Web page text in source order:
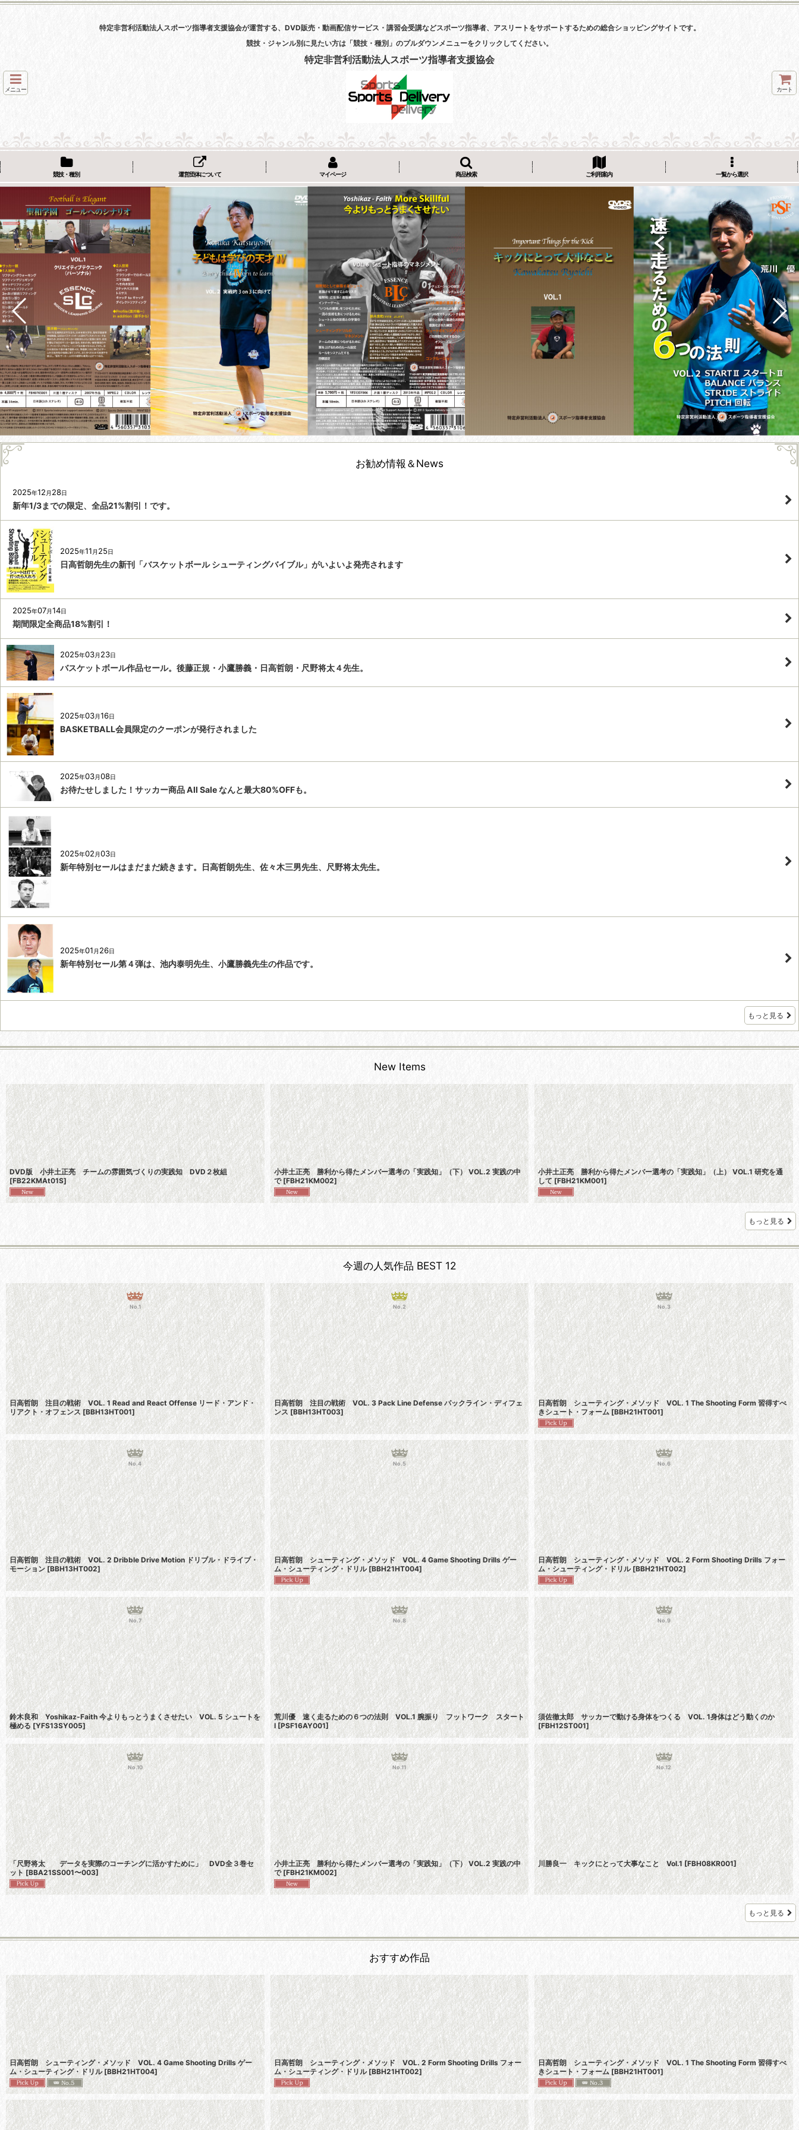
特定非営利活動法人スポーツ指導者支援協会が運営する、DVD販売・動画配信サービス・講習会受講などスポーツ指導者、アスリートをサポートするための総合ショッピングサイトです。
競技・ジャンル別に見たい方は「競技・種別」のプルダウンメニューをクリックしてください。
特定非営利活動法人スポーツ指導者支援協会
メニュー カート
競技・種別 運営団体について マイページ 商品検索 ご利用案内 一覧から選択
お勧め情報＆News
2025年12 月 28日
新年1/3までの限定、全品21%割引！です。
2025年11 月 25日
日高哲朗先生の新刊「バスケットボール シューティングバイブル」がいよいよ発売されます
2025年07月14日
期間限定全商品18%割引！
2025年03月 23日
バスケットボール作品セール。後藤正規・小鷹勝義・日高哲朗・尺野将太４先生。
2025年03月16日
BASKETBALL会員限定のクーポンが発行されました
2025年03月08日
お待たせしました！サッカー商品 All Sale なんと最大80%OFFも。
2025年02 月03日
新年特別セールはまだまだ続きます。日高哲朗先生、佐々木三男先生、尺野将太先生。
2025年01 月 26日
新年特別セール第４弾は、池内泰明先生、小鷹勝義先生の作品です。
もっと見る
New Items
DVD版 小井土正亮 チームの雰囲気づくりの実践知 DVD２枚組
[FB22KMAt01S]
小井土正亮 勝利から得たメンバー選考の「実践知」（下） VOL.2 実践の中
で [FBH21KM002]
小井土正亮 勝利から得たメンバー選考の「実践知」（上） VOL.1 研究を通
して [FBH21KM001]
もっと見る
今週の人気作品 BEST 12
No.1
日高哲朗 注目の戦術 VOL. 1 Read and React Offense リード・アンド・
リアクト・オフェンス [BBH13HT001]
No.2
日高哲朗 注目の戦術 VOL. 3 Pack Line Defense パックライン・ディフェ
ンス [BBH13HT003]
No.3
日高哲朗 シューティング・メソッド VOL. 1 The Shooting Form 習得すべ
きシュート・フォーム [BBH21HT001]
No.4
日高哲朗 注目の戦術 VOL. 2 Dribble Drive Motion ドリブル・ドライブ・
モーション [BBH13HT002]
No.5
日高哲朗 シューティング・メソッド VOL. 4 Game Shooting Drills ゲー
ム・シューティング・ドリル [BBH21HT004]
No.6
日高哲朗 シューティング・メソッド VOL. 2 Form Shooting Drills フォー
ム・シューティング・ドリル [BBH21HT002]
No.7
鈴木良和 Yoshikaz-Faith 今よりもっとうまくさせたい VOL. 5 シュートを
極める [YFS13SY005]
No.8
荒川優 速く走るための６つの法則 VOL.1 腕振り フットワーク スタート
I [PSF16AY001]
No.9
須佐徹太郎 サッカーで動ける身体をつくる VOL. 1身体はどう動くのか
[FBH12ST001]
No.10
「尺野将太 データを実際のコーチングに活かすために」 DVD全３巻セ
ット [BBA21SS001〜003]
No.11
小井土正亮 勝利から得たメンバー選考の「実践知」（下） VOL.2 実践の中
で [FBH21KM002]
No.12
川勝良一 キックにとって大事なこと Vol.1 [FBH08KR001]
もっと見る
おすすめ作品
日高哲朗 シューティング・メソッド VOL. 4 Game Shooting Drills ゲー
ム・シューティング・ドリル [BBH21HT004]
日高哲朗 シューティング・メソッド VOL. 2 Form Shooting Drills フォー
ム・シューティング・ドリル [BBH21HT002]
日高哲朗 シューティング・メソッド VOL. 1 The Shooting Form 習得すべ
きシュート・フォーム [BBH21HT001]